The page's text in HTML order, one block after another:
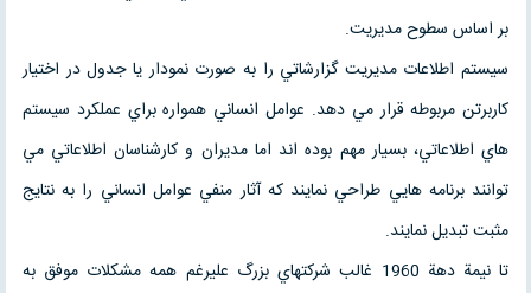
بر اساس سطوح مديريت.
سيستم اطلاعات مديريت گزارشاتي را به صورت نمودار يا جدول در اختيار
كاربرتن مربوطه قرار مي دهد. عوامل انساني همواره براي عملكرد سيستم
هاي اطلاعاتي، بسيار مهم بوده اند اما مديران و كارشناسان اطلاعاتي مي
توانند برنامه هايي طراحي نمايند كه آثار منفي عوامل انساني را به نتايج
مثبت تبديل نمايند.
تا نيمة دهة 1960 غالب شركتهاي بزرگ عليرغم همه مشكلات موفق به